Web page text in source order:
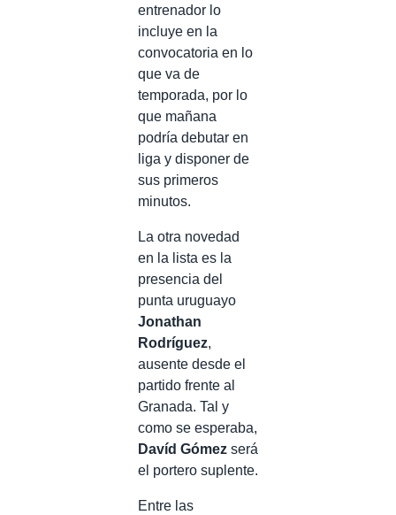
entrenador lo
incluye en la
convocatoria en lo
que va de
temporada, por lo
que mañana
podría debutar en
liga y disponer de
sus primeros
minutos.
La otra novedad
en la lista es la
presencia del
punta uruguayo
Jonathan
Rodríguez,
ausente desde el
partido frente al
Granada. Tal y
como se esperaba,
Davíd Gómez será
el portero suplente.
Entre las